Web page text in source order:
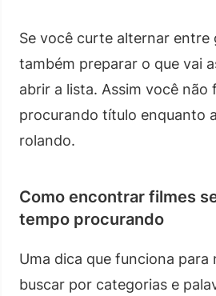
Se você curte alternar entre
também preparar o que vai
abrir a lista. Assim você não
procurando título enquanto
rolando.
Como encontrar filmes
tempo procurando
Uma dica que funciona para
buscar por categorias e